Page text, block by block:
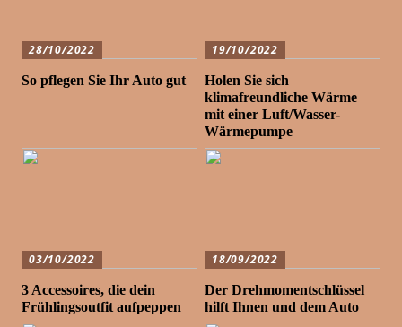
28/10/2022
So pflegen Sie Ihr Auto gut
19/10/2022
Holen Sie sich
klimafreundliche Wärme
mit einer Luft/Wasser-
Wärmepumpe
03/10/2022
3 Accessoires, die dein
Frühlingsoutfit aufpeppen
18/09/2022
Der Drehmomentschlüssel
hilft Ihnen und dem Auto